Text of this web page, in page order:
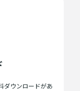
ダウンロードがあ